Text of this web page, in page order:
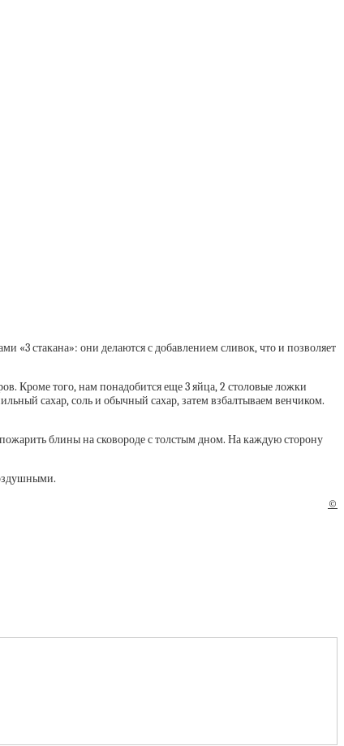
стакана»: они делаются с добавлением сливок, что и позволяет
Кроме того, нам понадобится еще 3 яйца, 2 столовые ложки
сахар, соль и обычный сахар, затем взбалтываем венчиком.
блины на сковороде с толстым дном. На каждую сторону
©